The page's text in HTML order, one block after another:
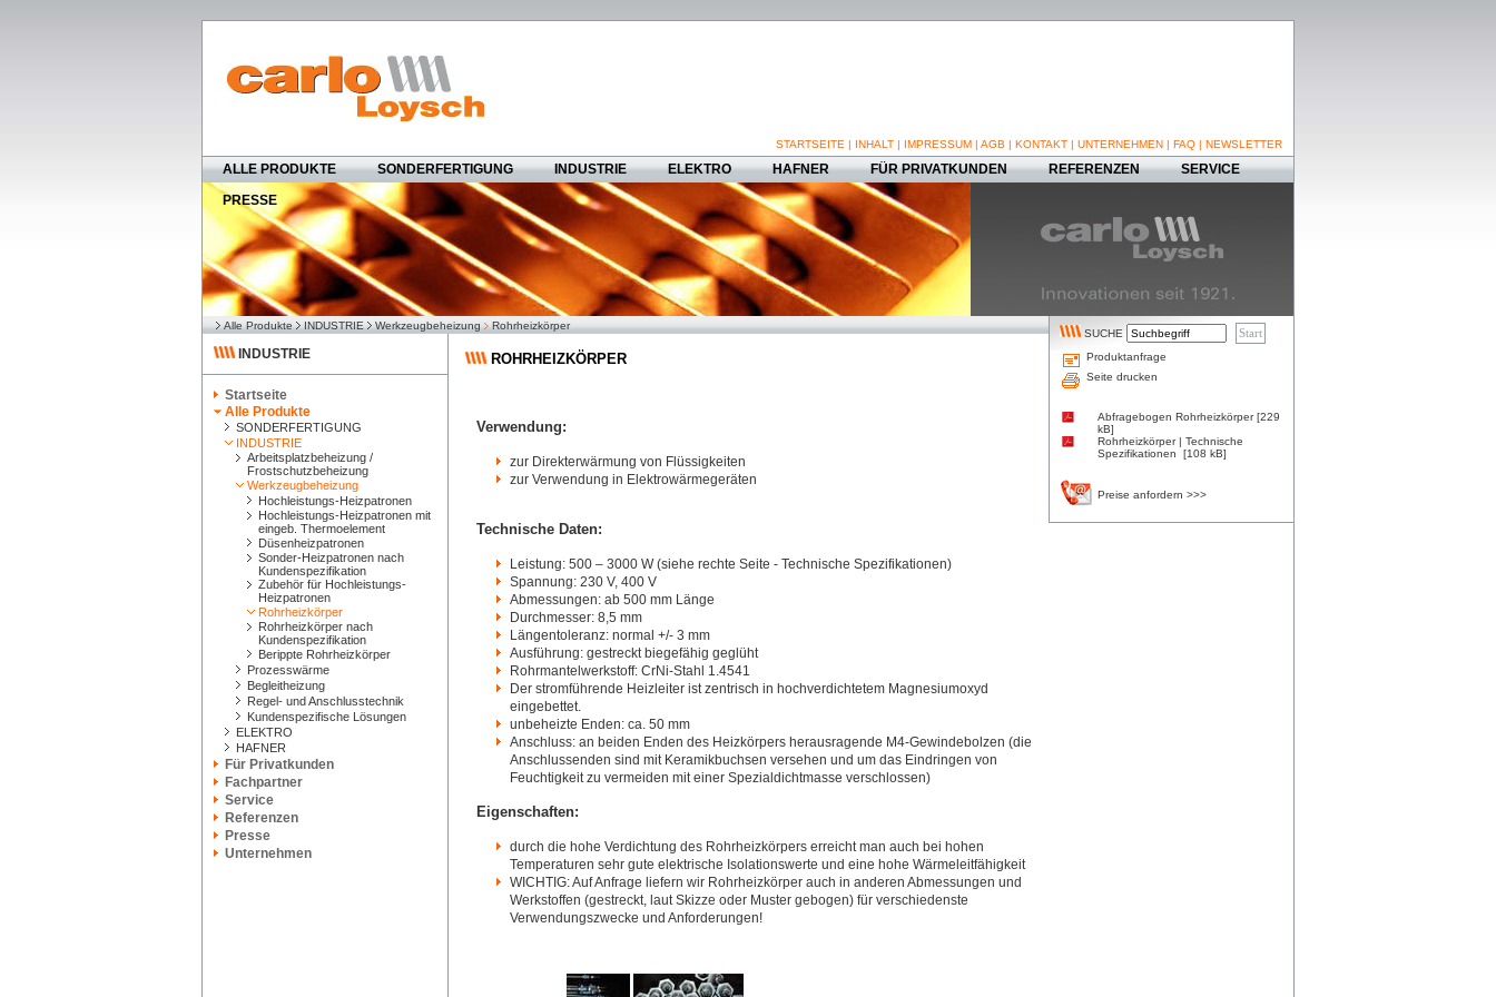
STARTSEITE | INHALT | IMPRESSUM | AGB | KONTAKT | UNTERNEHMEN | FAQ | NEWSLETTER
ALLE PRODUKTE SONDERFERTIGUNG INDUSTRIE ELEKTRO HAFNER FÜR PRIVATKUNDEN REFERENZEN
SERVICE
PRESSE
Alle Produkte INDUSTRIE Werkzeugbeheizung Rohrheizkörper
INDUSTRIE
Startseite
Alle Produkte
SONDERFERTIGUNG
INDUSTRIE
Arbeitsplatzbeheizung /
Frostschutzbeheizung
Werkzeugbeheizung
Hochleistungs-Heizpatronen
Hochleistungs-Heizpatronen mit
eingeb. Thermoelement
Düsenheizpatronen
Sonder-Heizpatronen nach
Kundenspezifikation
Zubehör für Hochleistungs-
Heizpatronen
Rohrheizkörper
Rohrheizkörper nach
Kundenspezifikation
Berippte Rohrheizkörper
Prozesswärme
Begleitheizung
Regel- und Anschlusstechnik
Kundenspezifische Lösungen
ELEKTRO
HAFNER
Für Privatkunden
Fachpartner
Service
Referenzen
Presse
Unternehmen
ROHRHEIZKÖRPER
Verwendung:
zur Direkterwärmung von Flüssigkeiten
zur Verwendung in Elektrowärmegeräten
Technische Daten:
Leistung: 500 – 3000 W (siehe rechte Seite - Technische Spezifikationen)
Spannung: 230 V, 400 V
Abmessungen: ab 500 mm Länge
Durchmesser: 8,5 mm
Längentoleranz: normal +/- 3 mm
Ausführung: gestreckt biegefähig geglüht
Rohrmantelwerkstoff: CrNi-Stahl 1.4541
Der stromführende Heizleiter ist zentrisch in hochverdichtetem Magnesiumoxyd
eingebettet.
unbeheizte Enden: ca. 50 mm
Anschluss: an beiden Enden des Heizkörpers herausragende M4-Gewindebolzen (die
Anschlussenden sind mit Keramikbuchsen versehen und um das Eindringen von
Feuchtigkeit zu vermeiden mit einer Spezialdichtmasse verschlossen)
Eigenschaften:
durch die hohe Verdichtung des Rohrheizkörpers erreicht man auch bei hohen
Temperaturen sehr gute elektrische Isolationswerte und eine hohe Wärmeleitfähigkeit
WICHTIG: Auf Anfrage liefern wir Rohrheizkörper auch in anderen Abmessungen und
Werkstoffen (gestreckt, laut Skizze oder Muster gebogen) für verschiedenste
Verwendungszwecke und Anforderungen!
SUCHE
Produktanfrage
Seite drucken
Abfragebogen Rohrheizkörper [229
kB]
Rohrheizkörper | Technische
Spezifikationen [108 kB]
Preise anfordern >>>